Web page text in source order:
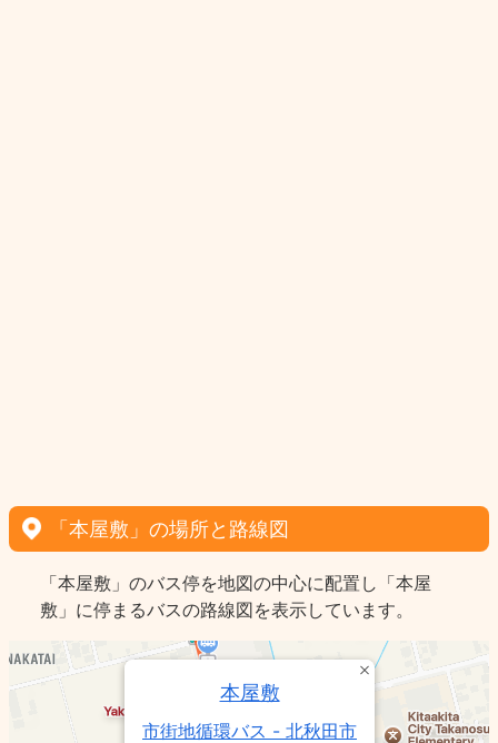
「本屋敷」の場所と路線図
「本屋敷」のバス停を地図の中心に配置し「本屋
敷」に停まるバスの路線図を表示しています。
本屋敷
市街地循環バス - 北秋田市